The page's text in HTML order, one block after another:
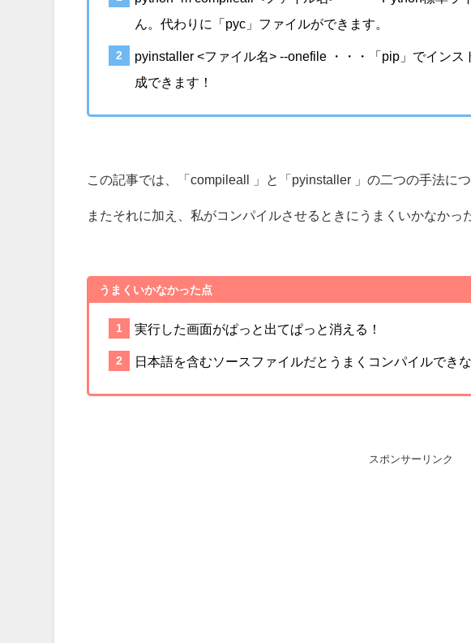
ん。代わりに「pyc」ファイルができます。
pyinstaller <ファイル名> --onefile ・・・「pip」でイン
成できます！
この記事では、「compileall 」と「pyinstaller 」の二つの手法に
またそれに加え、私がコンパイルさせるときにうまくいかなかっ
うまくいかなかった点
実行した画面がぱっと出てぱっと消える！
日本語を含むソースファイルだとうまくコンパイルできな
スポンサーリンク